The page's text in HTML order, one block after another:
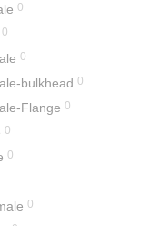
0
0
0
bulkhead 0
Flange 0
0
0
0